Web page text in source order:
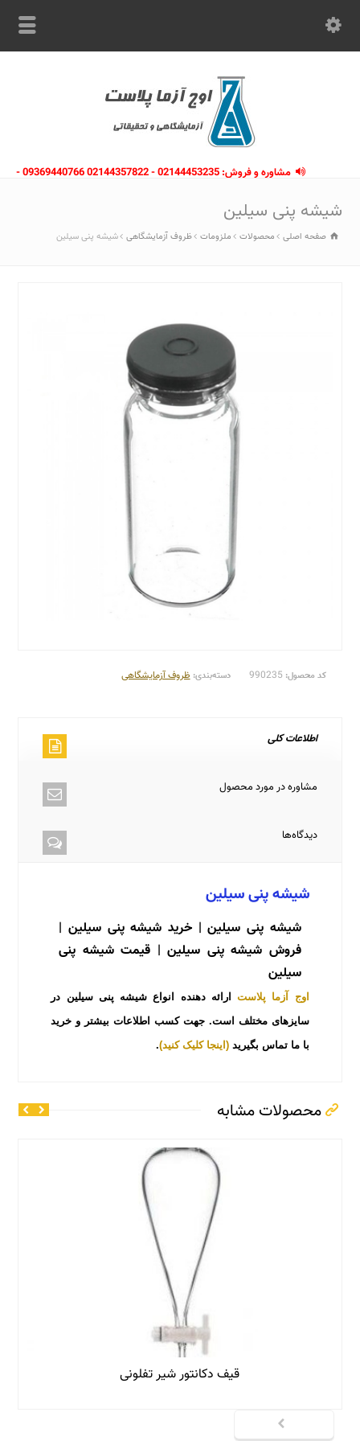
مشاوره و فروش: 02144453235 - 02144357822 09369440766 -
شیشه پنی سیلین
صفحه اصلی محصولات ملزومات ظروف آزمایشگاهی شیشه پنی سیلین
کد محصول: دسته‌بندی: ظروف آزمایشگاهی
اطلاعات کلی
مشاوره در مورد محصول
دیدگاه‌ها
شیشه پنی سیلین
شیشه پنی سیلین | خرید شیشه پنی سیلین |
فروش شیشه پنی سیلین | قیمت شیشه پنی
سیلین
اوج آزما پلاست ارائه دهنده انواع شیشه پنی سیلین در
سایزهای مختلف است. جهت کسب اطلاعات بیشتر و خرید
با ما تماس بگیرید(اینجا کلیک کنید)
.
محصولات مشابه
قیف دکانتور شیر تفلونی